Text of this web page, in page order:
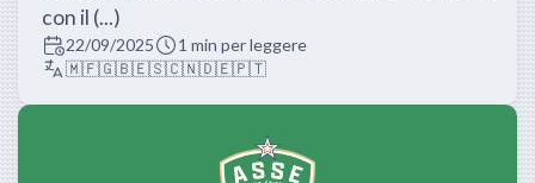
con il (...)
22/09/2025
1 min per leggere
🇲🇫🇬🇧🇪🇸🇨🇳🇩🇪🇵🇹